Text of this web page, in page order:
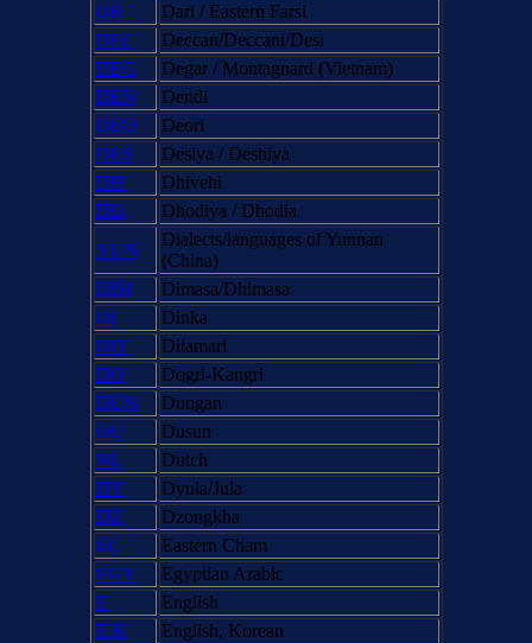
DR
Dari / Eastern Farsi
DEC
Deccan/Deccani/Desi
DEG
Degar / Montagnard (Vietnam)
DEN
Dendi
DEO
Deori
DES
Desiya / Deshiya
DH
Dhivehi
DD
Dhodiya / Dhodia
YUN
Dialects/languages of Yunnan
(China)
DIM
Dimasa/Dhimasa
DI
Dinka
DIT
Ditamari
DO
Dogri-Kangri
DUN
Dungan
DU
Dusun
NL
Dutch
DY
Dyula/Jula
DZ
Dzongkha
EC
Eastern Cham
EGY
Egyptian Arabic
E
English
E,K
English, Korean